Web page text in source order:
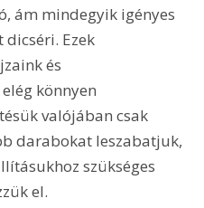
ám mindegyik igényes
Ezek
és
könnyen
valójában csak
darabokat leszabatjuk,
szükséges
el.